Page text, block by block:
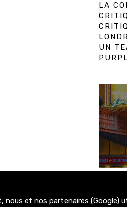
LA
UN
et nos partenaires (Google)